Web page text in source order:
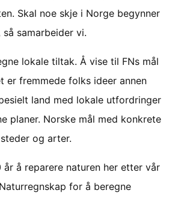
Skal noe skje i Norge begynner
samarbeider vi.
lokale tiltak. Å vise til FNs mål
er fremmede folks ideer annen
land med lokale utfordringer
planer. Norske mål med konkrete
og arter.
år å reparere naturen her etter vår
for å beregne